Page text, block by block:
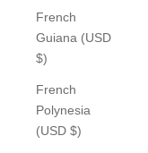
French
Guiana (USD
$)
French
Polynesia
(USD $)